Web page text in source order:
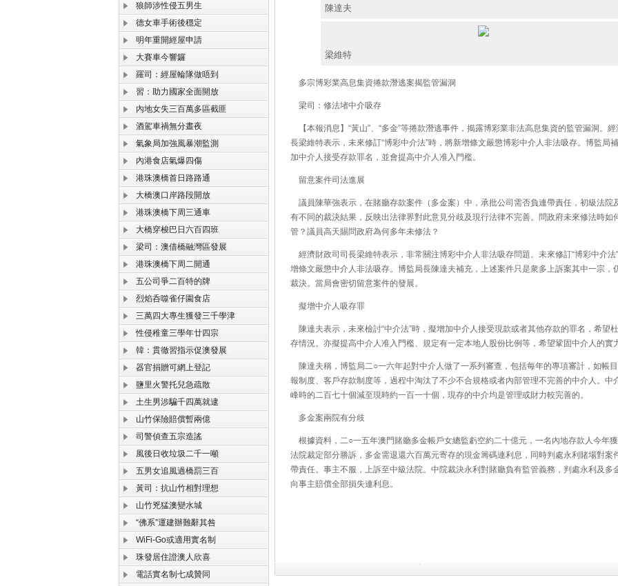
狼師涉性侵五男生
德女車手術後穩定
明年重開經屋申請
大賽車今響鑼
羅司：經屋輪隊做唔到
習：助力國家全面開放
內地女失三百萬多區截匪
酒駕車禍無分晝夜
氣象局加強風暴潮監測
內港食店氣爆四傷
港珠澳橋首日路路通
大橋澳口岸路段開放
港珠澳橋下周三通車
大橋穿梭巴日六百四班
梁司：澳借橋融灣區發展
港珠澳橋下周二開通
五公司爭二百特的牌
烈焰呑噬雀仔園食店
三萬四大專生獲發三千學津
性侵稚童三學年廿四宗
韓：貫徹習指示促澳發展
器官捐贈可網上登記
鹽里火警托兒急疏散
土生男涉騙千四萬就逮
山竹保險賠償暫兩億
司警偵查五宗造謠
風後日收垃圾二千一噸
五男女追風過橋罰三百
黃司：抗山竹相對理想
山竹兇猛澳變水城
“佛系”運建辦難辭其咎
WiFi-Go或適用實名制
珠發居住證澳人欣喜
電話實名制七成贊同
陳達夫
梁維特
多宗博彩業高息集資捲款潛逃案揭監管漏洞
梁司：修法堵中介吸存
【本報消息】“黃山”、“多金”等捲款潛逃事件，揭露博彩業非法高息集資的監管漏洞。經
長梁維特表示，未來修訂“博彩中介法”時，將新增條文嚴懲博彩中介人非法吸存。博監局
加中介人接受存款罪名，並會提高中介人准入門檻。
留意案件司法進展
議員陳華強表示，在賭廳存款案件（多金案）中，承批公司需否負連帶責任，初級法院
有不同的裁決結果，反映出法律界對此意見分歧及現行法律不完善。問政府未來修法時如
管？議員高天賜問政府為何多年未修法？
經濟財政司司長梁維特表示，非常關注博彩中介人非法吸存問題。未來修訂“博彩中介法
增條文嚴懲中介人非法吸存。博監局長陳達夫補充，上述案件只是衆多上訴案其中一宗，
裁決。當局會密切留意案件的發展。
擬增中介人吸存罪
陳達夫表示，未來檢討“中介法”時，擬增加中介人接受現款或者其他存款的罪名，希望
存情況。亦擬提高中介人准入門檻、規定有一定本地人股份比例等，希望鞏固中介人的實力
陳達夫稱，博監局二○一六年起對中介人做了一系列審查，包括每年的專項審計，如帳
報制度、客戶存款制度等，過程中淘汰了不少不合規格或者內部管理不完善的中介人。中
峰時的二百七十個減至現時約一百一十個，現存的中介均是管理或財力較完善的。
多金案兩院有分歧
根據資料，二○一五年澳門賭廳多金帳戶女總監虧空約二十億元，一名內地存款人今年
法院裁定部分勝訴，多金需退還六百萬元寄存的現金籌碼連利息，同時判處永利賭場對案
帶責任。事主不服，上訴至中級法院。中院裁決永利對賭廳負有監管義務，判處永利及多
向事主賠償全部損失連利息。